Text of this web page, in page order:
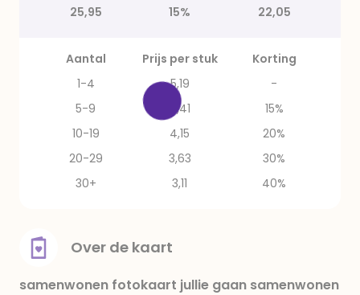
25,95
15% 22,05
Aantal Prijs per stuk
Korting
1-4
5,19
-
5-9
4,41
15%
10-19
4,15
20%
20-29
3,63
30%
30+
3,11 40%
Over de kaart
samenwonen fotokaart jullie gaan samenwonen